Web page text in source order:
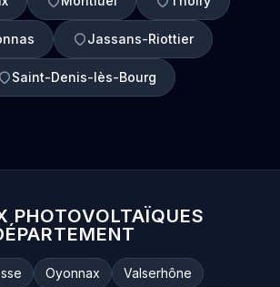
Jassans-Riottier
Saint-Denis-lès-Bourg
PHOTOVOLTAÏQUES
Oyonnax
Valserhône